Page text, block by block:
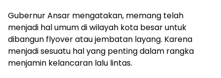
Gubernur Ansar mengatakan, memang telah
menjadi hal umum di wilayah kota besar untuk
dibangun flyover atau jembatan layang. Karena
menjadi sesuatu hal yang penting dalam rangka
menjamin kelancaran lalu lintas.